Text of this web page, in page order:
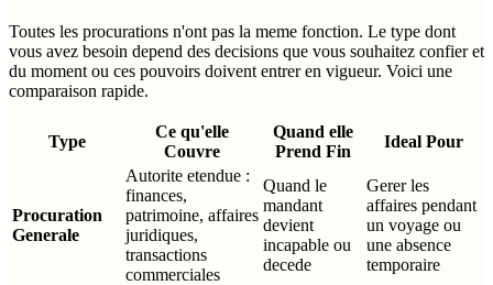
Toutes les procurations n'ont pas la meme fonction. Le type dont
vous avez besoin depend des decisions que vous souhaitez confier et
du moment ou ces pouvoirs doivent entrer en vigueur. Voici une
comparaison rapide.
Type
Ce qu'elle
Couvre
Quand elle
Prend Fin
Ideal Pour
Procuration
Generale
Autorite etendue :
finances,
patrimoine, affaires
juridiques,
transactions
commerciales
Quand le
mandant
devient
incapable ou
decede
Gerer les
affaires pendant
un voyage ou
une absence
temporaire